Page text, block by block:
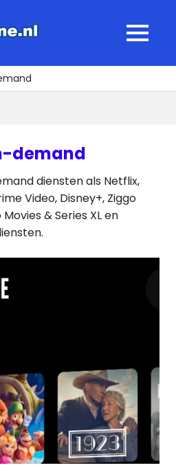
MENU
demand
diensten als Netflix,
Video, Disney+, Ziggo
& Series XL en